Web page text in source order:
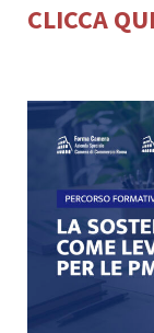
CLICCA